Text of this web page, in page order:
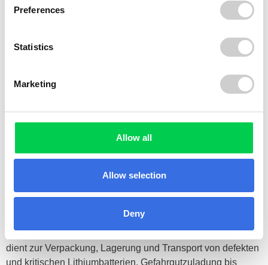
Preferences
Statistics
Marketing
Allow all
Allow selection
Deny
Große Innenbox​
Dieses System ist in 4 verschiedenen Größen verfügbar und
dient zur Verpackung, Lagerung und Transport von defekten
und kritischen Lithiumbatterien, Gefahrgutzuladung bis